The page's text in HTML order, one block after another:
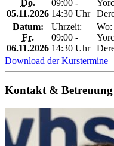
Do.
05.11.2026
09:00 -
14:30 Uhr
Datum:
Fr.
06.11.2026
Uhrzeit:
09:00 -
14:30 Uhr
Wo:
Download der Kurstermine
Kontakt & Betreuung